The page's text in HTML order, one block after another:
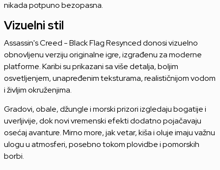
nikada potpuno bezopasna.
Vizuelni stil
Assassin's Creed - Black Flag Resynced donosi vizuelno
obnovljenu verziju originalne igre, izgrađenu za moderne
platforme. Karibi su prikazani sa više detalja, boljim
osvetljenjem, unapređenim teksturama, realističnijom vodom
i življim okruženjima.
Gradovi, obale, džungle i morski prizori izgledaju bogatije i
uverljivije, dok novi vremenski efekti dodatno pojačavaju
osećaj avanture. Mirno more, jak vetar, kiša i oluje imaju važnu
ulogu u atmosferi, posebno tokom plovidbe i pomorskih
borbi.